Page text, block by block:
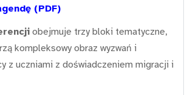
(PDF)
obejmuje trzy bloki tematyczne,
kompleksowy obraz wyzwań i
z uczniami z doświadczeniem migracji i